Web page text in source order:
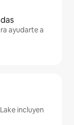
ayudarte a
incluyen